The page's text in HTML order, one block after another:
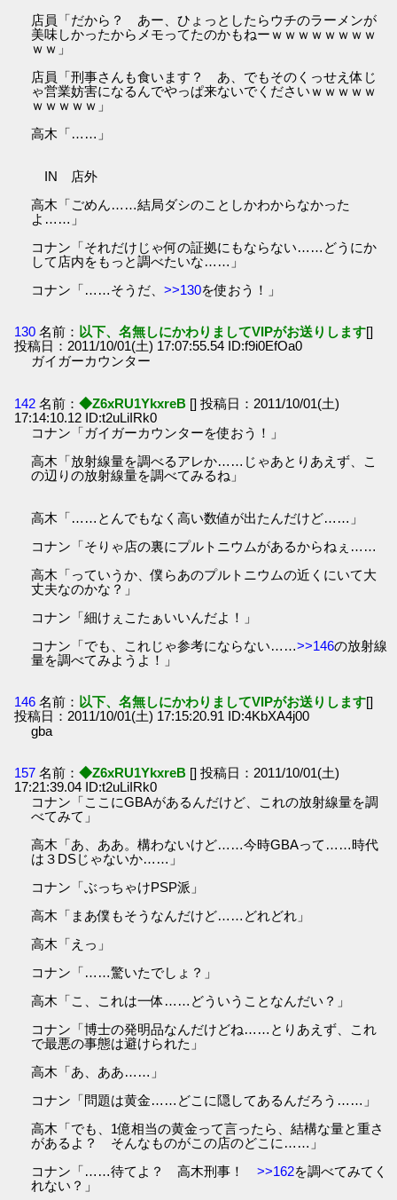
店員「だから？ あー、ひょっとしたらウチのラーメンが
美味しかったからメモってたのかもねーｗｗｗｗｗｗｗｗ
ｗｗ」
店員「刑事さんも食います？ あ、でもそのくっせえ体じ
ゃ営業妨害になるんでやっぱ来ないでくださいｗｗｗｗｗ
ｗｗｗｗｗ」
高木「……」
IN 店外
高木「ごめん……結局ダシのことしかわからなかった
よ……」
コナン「それだけじゃ何の証拠にもならない……どうにか
して店内をもっと調べたいな……」
コナン「……そうだ、>>130を使おう！」
130 名前： 以下、名無しにかわりましてVIPがお送りします[]
投稿日：2011/10/01(土) 17:07:55.54 ID:f9i0EfOa0
ガイガーカウンター
142 名前：◆Z6xRU1YkxreB [] 投稿日：2011/10/01(土)
17:14:10.12 ID:t2uLiIRk0
コナン「ガイガーカウンターを使おう！」
高木「放射線量を調べるアレか……じゃあとりあえず、こ
の辺りの放射線量を調べてみるね」
高木「……とんでもなく高い数値が出たんだけど……」
コナン「そりゃ店の裏にプルトニウムがあるからねぇ……
高木「っていうか、僕らあのプルトニウムの近くにいて大
丈夫なのかな？」
コナン「細けぇこたぁいいんだよ！」
コナン「でも、これじゃ参考にならない……>>146の放射線
量を調べてみようよ！」
146 名前： 以下、名無しにかわりましてVIPがお送りします[]
投稿日：2011/10/01(土) 17:15:20.91 ID:4KbXA4j00
gba
157 名前：◆Z6xRU1YkxreB [] 投稿日：2011/10/01(土)
17:21:39.04 ID:t2uLiIRk0
コナン「ここにGBAがあるんだけど、これの放射線量を調
べてみて」
高木「あ、ああ。構わないけど……今時GBAって……時代
は３DSじゃないか……」
コナン「ぶっちゃけPSP派」
高木「まあ僕もそうなんだけど……どれどれ」
高木「えっ」
コナン「……驚いたでしょ？」
高木「こ、これは一体……どういうことなんだい？」
コナン「博士の発明品なんだけどね……とりあえず、これ
で最悪の事態は避けられた」
高木「あ、ああ……」
コナン「問題は黄金……どこに隠してあるんだろう……」
高木「でも、1億相当の黄金って言ったら、結構な量と重さ
があるよ？ そんなものがこの店のどこに……」
コナン「……待てよ？ 高木刑事！>>162を調べてみてく
れない？」